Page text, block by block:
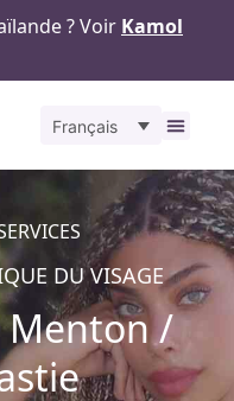
? Voir Kamol
Français
DU VISAGE
Menton /